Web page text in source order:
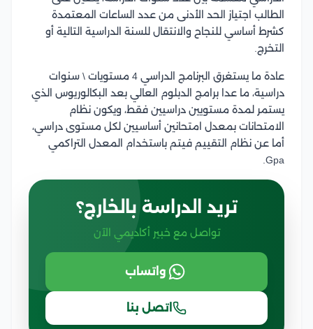
الطالب اجتياز الحد الأدنى من عدد الساعات المعتمدة
كشرط أساسي للنجاح والانتقال للسنة الدراسية التالية أو
التخرج.
عادة ما يستغرق البرنامج الدراسي 4 مستويات \ سنوات
دراسية، ما عدا برامج الدبلوم العالي بعد البكالوريوس الذي
يستمر لمدة مستويين دراسيين فقط، ويكون نظام
الامتحانات بمعدل امتحانين أساسيين لكل مستوى دراسي،
أما عن نظام التقييم فيتم باستخدام المعدل التراكمي
Gpa.
تريد الدراسة بالخارج؟
تواصل مع خبير أكاديمي الآن
واتساب
اتصل بنا